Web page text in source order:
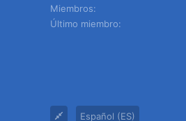
Miembros
Último miembro
Español (ES)